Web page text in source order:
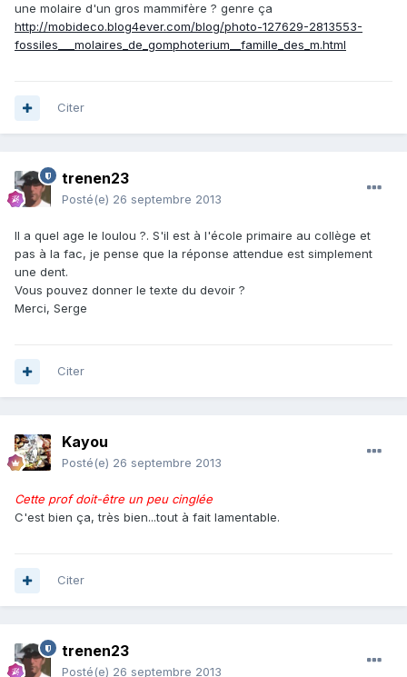
une molaire d'un gros mammifère ? genre ça
http://mobideco.blog4ever.com/blog/photo-127629-2813553-
fossiles___molaires_de_gomphoterium__famille_des_m.html
Citer
trenen23
Posté(e) 26 septembre 2013
Il a quel age le loulou ?. S'il est à l'école primaire au collège et
pas à la fac, je pense que la réponse attendue est simplement
une dent.
Vous pouvez donner le texte du devoir ?
Merci, Serge
Citer
Kayou
Posté(e) 26 septembre 2013
Cette prof doit-être un peu cinglée
C'est bien ça, très bien...tout à fait lamentable.
Citer
trenen23
Posté(e) 26 septembre 2013